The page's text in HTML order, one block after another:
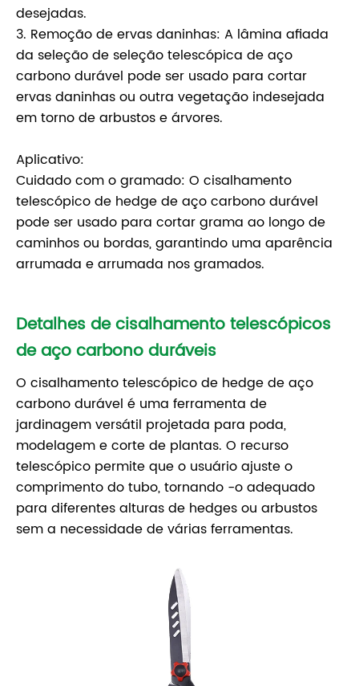
desejadas.
3. Remoção de ervas daninhas: A lâmina afiada
da seleção de seleção telescópica de aço
carbono durável pode ser usado para cortar
ervas daninhas ou outra vegetação indesejada
em torno de arbustos e árvores.
Aplicativo:
Cuidado com o gramado: O cisalhamento
telescópico de hedge de aço carbono durável
pode ser usado para cortar grama ao longo de
caminhos ou bordas, garantindo uma aparência
arrumada e arrumada nos gramados.
Detalhes de cisalhamento telescópicos
de aço carbono duráveis
O cisalhamento telescópico de hedge de aço
carbono durável é uma ferramenta de
jardinagem versátil projetada para poda,
modelagem e corte de plantas. O recurso
telescópico permite que o usuário ajuste o
comprimento do tubo, tornando -o adequado
para diferentes alturas de hedges ou arbustos
sem a necessidade de várias ferramentas.